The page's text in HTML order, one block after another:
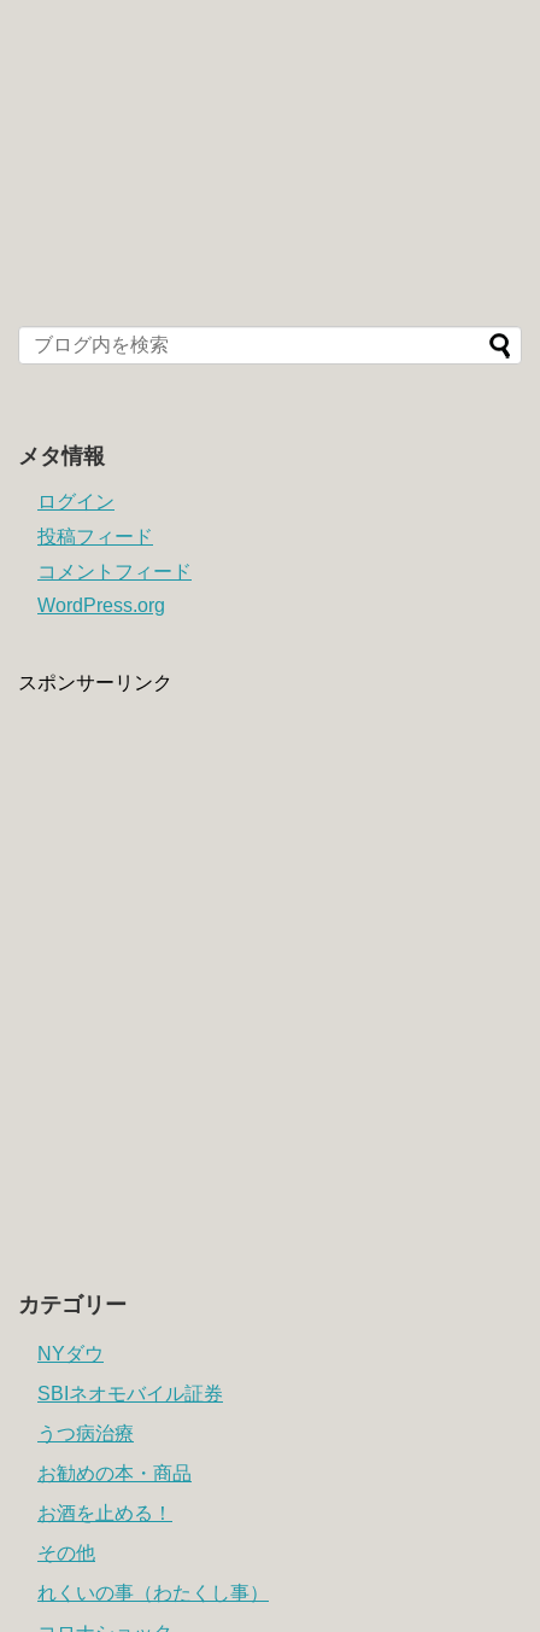
メタ情報
ログイン
投稿フィード
コメントフィード
WordPress.org
スポンサーリンク
カテゴリー
NYダウ
SBIネオモバイル証券
うつ病治療
お勧めの本・商品
お酒を止める！
その他
れくいの事（わたくし事）